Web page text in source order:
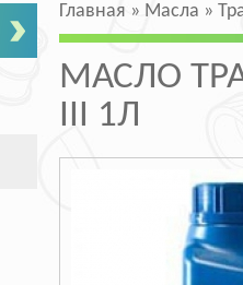
Главная » Масла »
МАСЛО
III 1Л